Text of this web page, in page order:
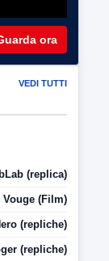
ora
VEDI TUTTI
(replica)
Vouge (Film)
(repliche)
(repliche)